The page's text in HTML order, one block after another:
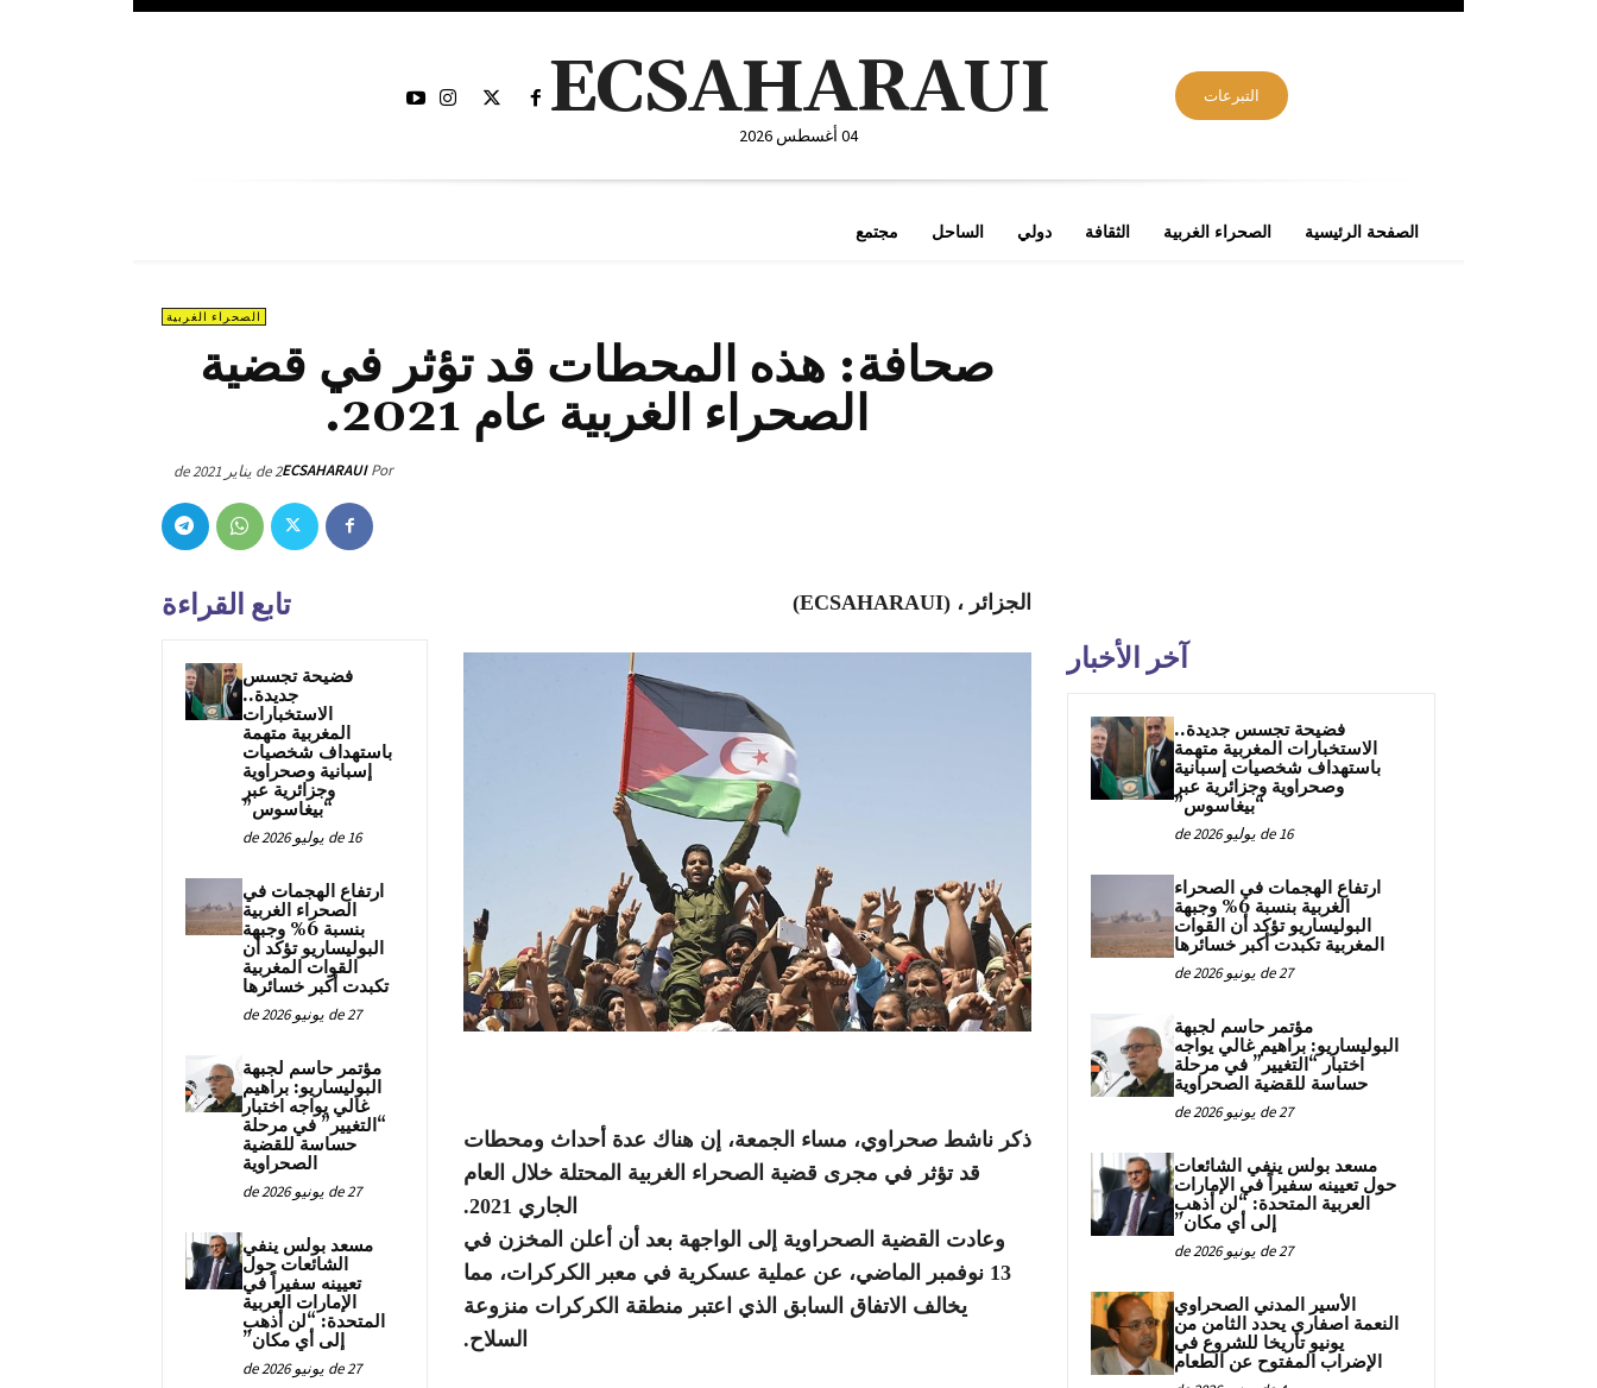
التبرعات ECSAHARAUI
04 أغسطس 2026
الصفحة الرئيسية الصحراء الغربية الثقافة دولي الساحل مجتمع
الصحراء الغربية
صحافة: هذه المحطات قد تؤثر في قضية
الصحراء الغربية عام 2021.
Por
ECSAHARAUI2 de يناير de 2021
تابع القراءة
فضيحة تجسس
جديدة..
الاستخبارات
المغربية متهمة
باستهداف شخصيات
إسبانية وصحراوية
وجزائرية عبر
“بيغاسوس”
16 de يوليو de 2026
ارتفاع الهجمات في
الصحراء الغربية
بنسبة 6% وجبهة
البوليساريو تؤكد أن
القوات المغربية
تكبدت أكبر خسائرها
27 de يونيو de 2026
مؤتمر حاسم لجبهة
البوليساريو: براهيم
غالي يواجه اختبار
“التغيير” في مرحلة
حساسة للقضية
الصحراوية
27 de يونيو de 2026
مسعد بولس ينفي
الشائعات حول
تعيينه سفيراً في
الإمارات العربية
المتحدة: “لن أذهب
إلى أي مكان”
27 de يونيو de 2026
الجزائر ، (ECSAHARAUI)
ذكر ناشط صحراوي، مساء الجمعة، إن هناك عدة أحداث ومحطات
قد تؤثر في مجرى قضية الصحراء الغربية المحتلة خلال العام
الجاري 2021.
وعادت القضية الصحراوية إلى الواجهة بعد أن أعلن المخزن في
13 نوفمبر الماضي، عن عملية عسكرية في معبر الكركرات، مما
يخالف الاتفاق السابق الذي اعتبر منطقة الكركرات منزوعة
السلاح.
آخر الأخبار
فضيحة تجسس جديدة..
الاستخبارات المغربية متهمة
باستهداف شخصيات إسبانية
وصحراوية وجزائرية عبر
“بيغاسوس”
16 de يوليو de 2026
ارتفاع الهجمات في الصحراء
الغربية بنسبة 6% وجبهة
البوليساريو تؤكد أن القوات
المغربية تكبدت أكبر خسائرها
27 de يونيو de 2026
مؤتمر حاسم لجبهة
البوليساريو: براهيم غالي يواجه
اختبار “التغيير” في مرحلة
حساسة للقضية الصحراوية
27 de يونيو de 2026
مسعد بولس ينفي الشائعات
حول تعيينه سفيراً في الإمارات
العربية المتحدة: “لن أذهب
إلى أي مكان”
27 de يونيو de 2026
الأسير المدني الصحراوي
النعمة اصفاري يحدد الثامن من
يونيو تاريخا للشروع في
الإضراب المفتوح عن الطعام